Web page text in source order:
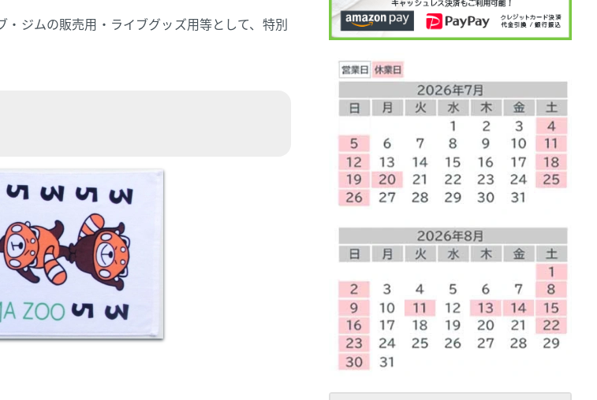
ジムの販売用・ライブグッズ用等として、特別